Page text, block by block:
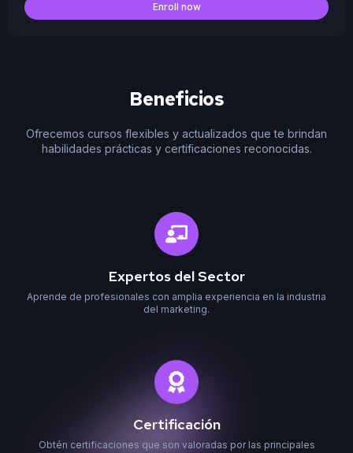
Enroll now
Beneficios
Ofrecemos cursos flexibles y actualizados que te brindan
habilidades prácticas y certificaciones reconocidas.
Expertos del Sector
Aprende de profesionales con amplia experiencia en la industria
del marketing.
Certificación
Obtén certificaciones que son valoradas por las principales